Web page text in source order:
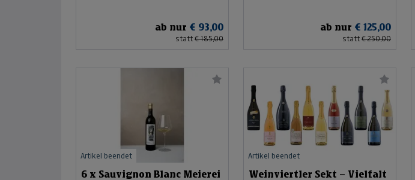
ab nur € 93,00
statt € 185,00
ab nur € 125,00
statt € 250,00
6 x Sauvignon Blanc Meierei
Artikel beendet
Weinviertler Sekt – Vielfalt
Artikel beendet